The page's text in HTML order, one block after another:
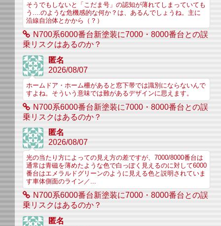
そうでもしないと「こだま号」の認知が薄れてしまっていても
う....のような危機感的な何か？は、あるんでしょうね。主に
沿線自治体とかから（？）
N700系6000番台新塗装に7000・8000番台との誤
乗リスクはあるのか？
匿名
2026/08/07
ホームドア・ホーム柵があると窓下帯では識別にならないんで
すよね。そういう意味では難があるデザインに思えます。
N700系6000番台新塗装に7000・8000番台との誤
乗リスクはあるのか？
匿名
2026/08/07
光の当たり方によっての見え方の差ですが、7000/8000番台は
通常は青磁を薄めたような色で白っぽく見えるのに対して6000
番台はエメラルドグリーンのように見える色と説明されていま
す車体側面のライン／...
N700系6000番台新塗装に7000・8000番台との誤
乗リスクはあるのか？
匿名